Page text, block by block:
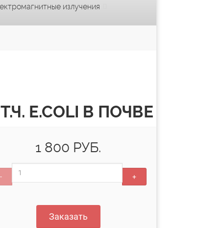
излучения
E.COLI В ПОЧВЕ
1 800 РУБ.
- +
Заказать